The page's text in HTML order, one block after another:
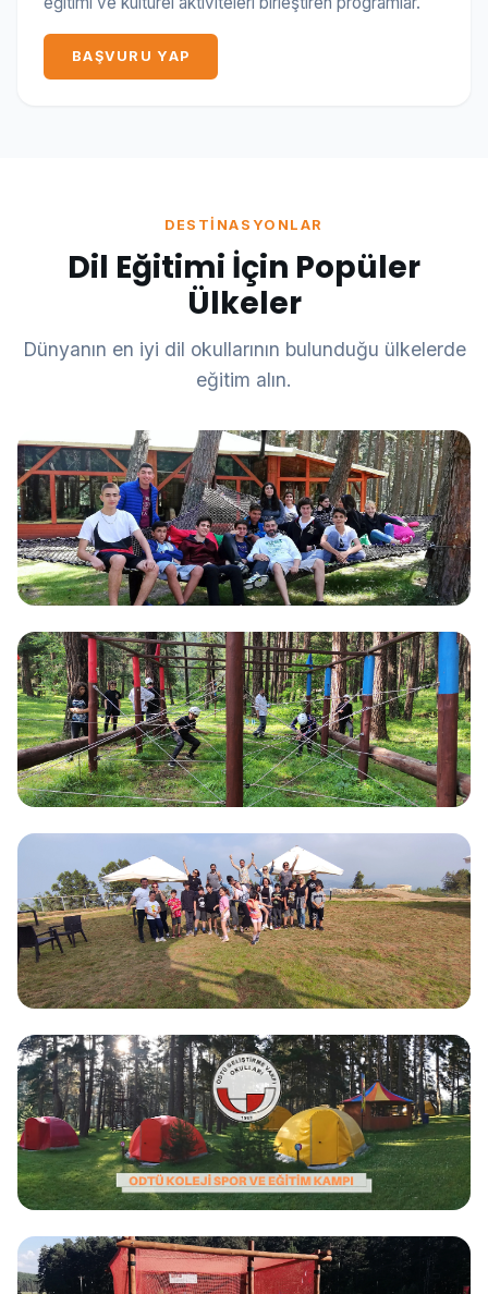
BAŞVURU YAP
DESTINASYONLAR
Dil Eğitimi İçin Popüler
Ülkeler
Dünyanın en iyi dil okullarının bulunduğu ülkelerde
eğitim alın.
İngiltere
Londra, Oxford, Cambridge, Manchester
Amerika
New York, Boston, Los Angeles, San Francisco
Kanada
Toronto, Vancouver, Montreal
Avustralya
Sydney, Melbourne, Brisbane